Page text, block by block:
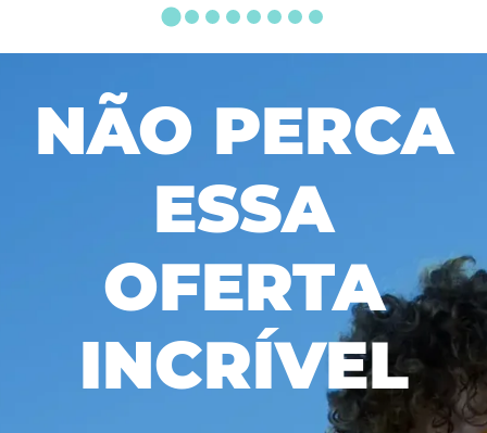
NÃO PERCA
ESSA
OFERTA
INCRÍVEL